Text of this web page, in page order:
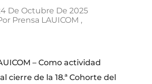
De Octubre De 2025
Prensa LAUICOM
– Como actividad
cierre de la 18.ª Cohorte del